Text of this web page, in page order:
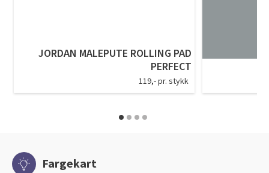
JORDAN MALEPUTE ROLLING PAD
PERFECT
119,- pr. stykk
Fargekart